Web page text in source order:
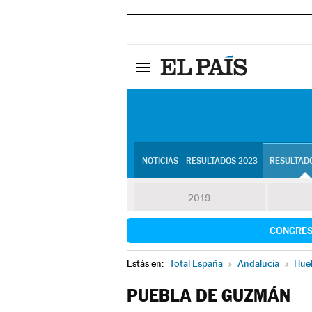
NOTICIAS RESULTADOS 2023
2019
Estás en: Total España » Andalucía »
PUEBLA DE GUZMÁN